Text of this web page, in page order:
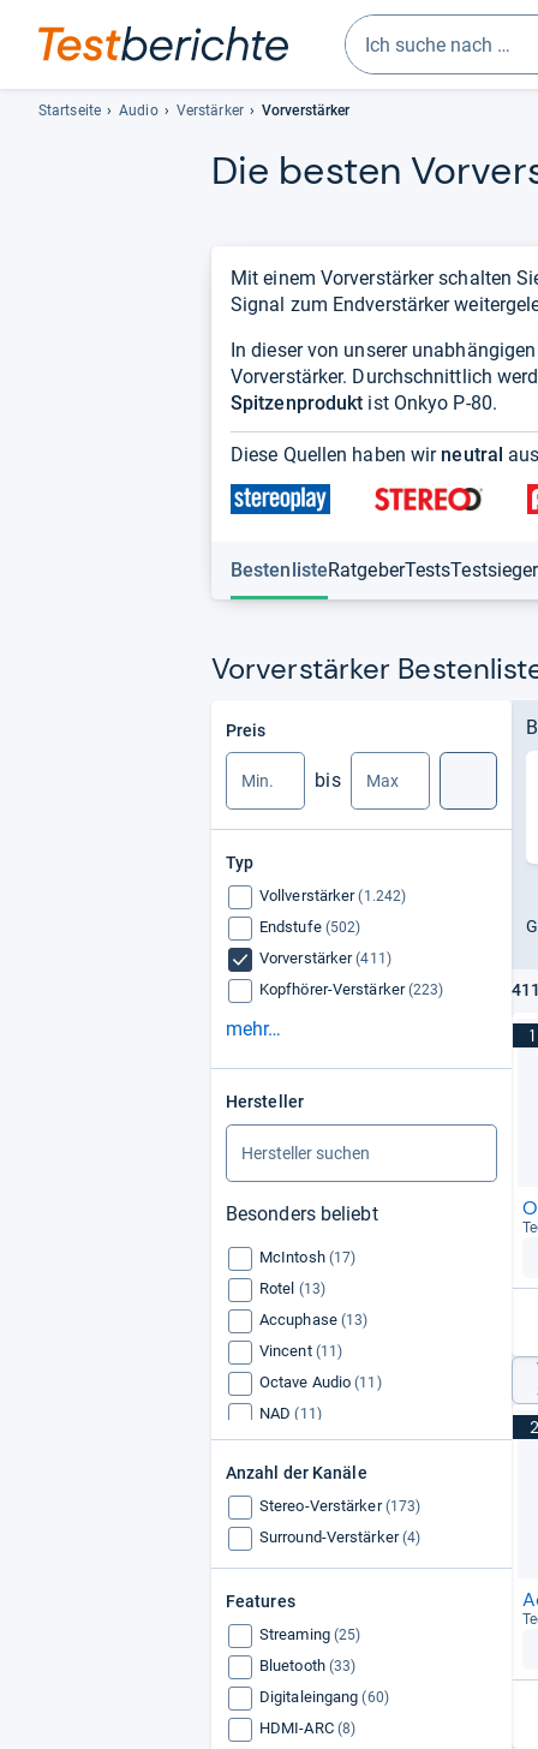
Geben
Sie
drei
Zeichen
erscheinen
automatisch
lassen
sich
mit
den
Pfeiltasten
auswählen.
Startseite Audio Verstärker Vorverstärker
Die bes­ten
Mit einem Vorverstärker schalten
Signal zum Endverstärker
In dieser von unserer
Vorverstärker. Durchschnittlich
Spitzenprodukt ist Onkyo P-80.
Diese Quellen haben wir neutral
BestenlisteRatgeberTestsTestsieger
Vorverstärker
Preis
bis
Typ
Vollverstärker (1.242)
Endstufe (502)
Vorverstärker (411)
Kopfhörer-Verstärker (223)
mehr…
Hersteller
Besonders beliebt
McIntosh (17)
Rotel (13)
Accuphase (13)
Vincent (11)
Octave Audio (11)
NAD (11)
AVM Audio (10)
Naim Audio (10)
Cyrus Audio (10)
Anzahl der Kanäle
Stereo-Verstärker (173)
Surround-Verstärker (4)
Features
Streaming (25)
Bluetooth (33)
Digitaleingang (60)
HDMI-ARC (8)
1